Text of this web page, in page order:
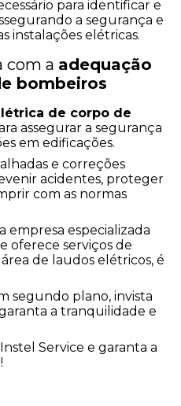
para identificar e
a segurança e
instalações elétricas.
com a adequação
bombeiros
de corpo de
assegurar a segurança
em edificações.
e correções
acidentes, proteger
com as normas
empresa especializada
oferece serviços de
de laudos elétricos, é
segundo plano, invista
a tranquilidade e
Service e garanta a